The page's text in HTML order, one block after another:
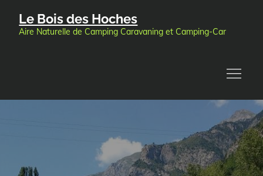
Le Bois des Hoches
Aire Naturelle de Camping Caravaning et Camping-Car